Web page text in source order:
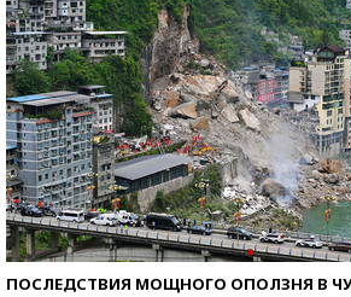
ПОСЛЕДСТВИЯ МОЩНОГО ОПОЛЗНЯ В